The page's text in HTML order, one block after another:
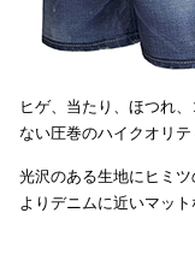
ヒゲ、当たり、ほつれ
ない圧巻のハイクオリテ
光沢のある生地にヒミ
よりデニムに近いマッ